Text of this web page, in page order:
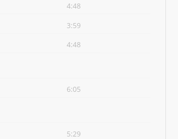
4:48
3:59
4:48
6:05
5:29